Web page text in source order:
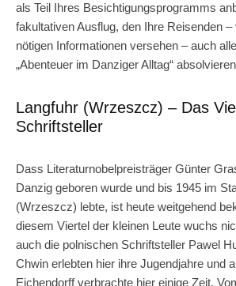
als Teil Ihres Besichtigungsprogramms
fakultativen Ausflug, den Ihre Reisenden
nötigen Informationen versehen – auch
„Abenteuer im Danziger Alltag“
Langfuhr (Wrzeszcz) – Das
Schriftsteller
Dass Literaturnobelpreisträger Günter
Danzig geboren wurde und bis 1945 im
(Wrzeszcz) lebte, ist heute weitgehend
diesem Viertel der kleinen Leute wuchs
auch die polnischen Schriftsteller Pawel
Chwin erlebten hier ihre Jugendjahre und
Eichendorff verbrachte hier einige Zeit.